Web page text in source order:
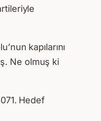
kapılarını
Ne olmuş ki
Hedef